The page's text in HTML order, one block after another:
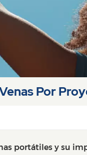
Por
portátiles y su